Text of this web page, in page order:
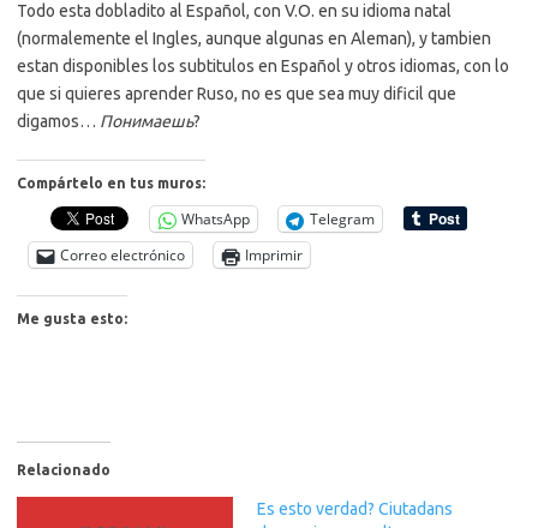
Todo esta dobladito al Español, con V.O. en su idioma natal
(normalemente el Ingles, aunque algunas en Aleman), y tambien
estan disponibles los subtitulos en Español y otros idiomas, con lo
que si quieres aprender Ruso, no es que sea muy dificil que
digamos… Понимаешь?
Compártelo en tus muros:
WhatsApp
Telegram
Correo electrónico
Imprimir
Me gusta esto:
Relacionado
Es esto verdad? Ciutadans